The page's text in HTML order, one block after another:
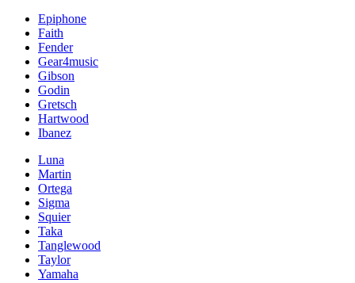
Epiphone
Faith
Fender
Gear4music
Gibson
Godin
Gretsch
Hartwood
Ibanez
Luna
Martin
Ortega
Sigma
Squier
Taka
Tanglewood
Taylor
Yamaha